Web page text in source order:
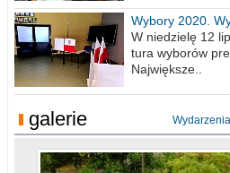
Wybory 2020.
procent
W niedzielę 12
tura wyborów
Największe..
galerie Wydarzenia
Miasto kładzie się do snu .
Konkurs fotograficzny "Co
miejsca"
Ścieżka rowerowa w